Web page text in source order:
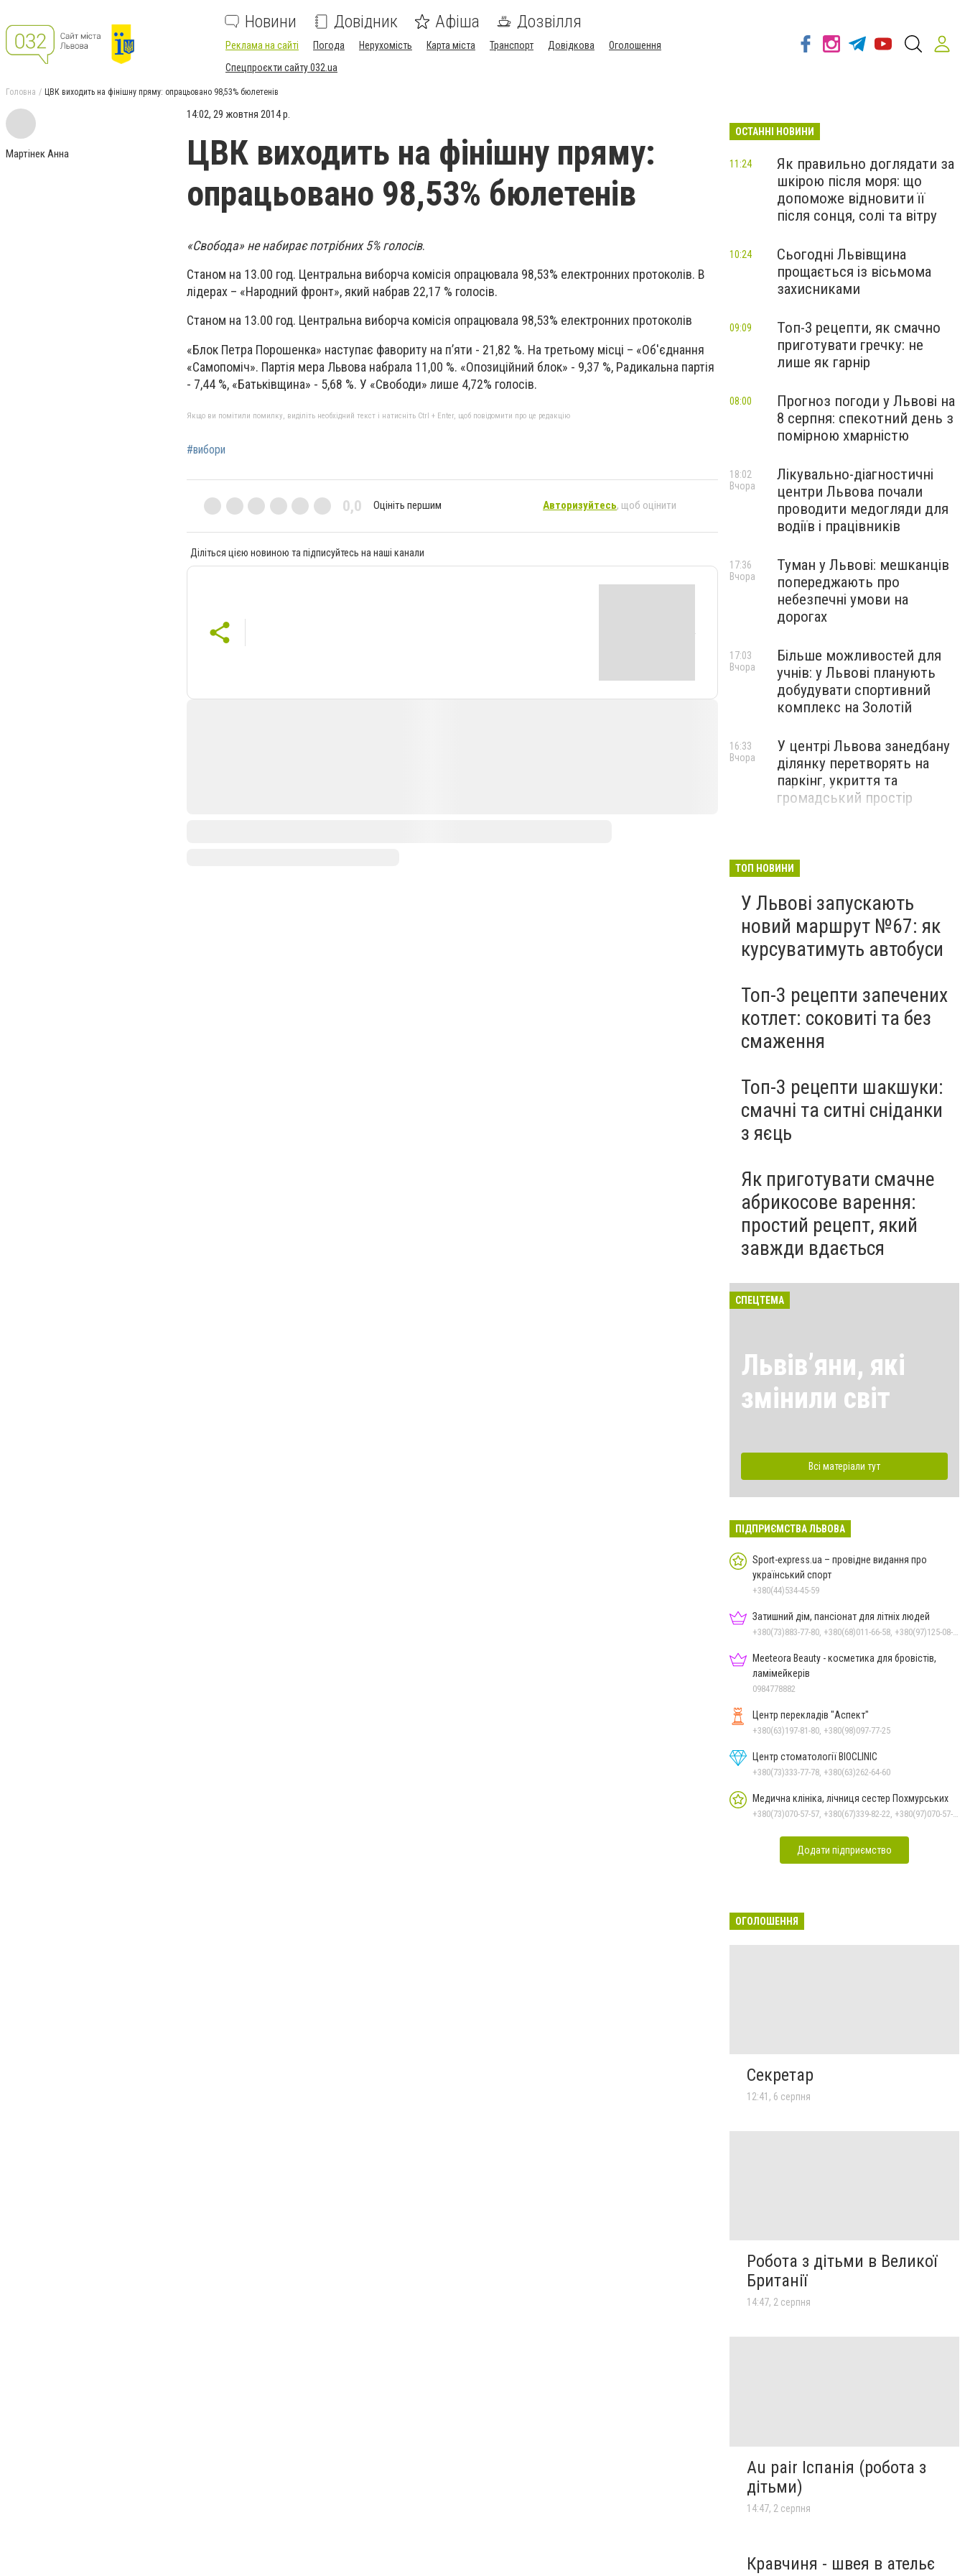
Новини Довідник Афіша Дозвілля
Реклама на сайті Погода Нерухомість Карта міста Транспорт Довідкова
Оголошення
Спецпроєкти сайту 032.ua
Головна ЦВК виходить на фінішну пряму: опрацьовано 98,53% бюлетенів
Мартінек Анна
14:02, 29 жовтня 2014 р.
ЦВК виходить на фінішну пряму:
опрацьовано 98,53% бюлетенів
«Свобода» не набирає потрібних 5% голосів.
Станом на 13.00 год. Центральна виборча комісія опрацювала 98,53% електронних протоколів. В
лідерах – «Народний фронт», який набрав 22,17 % голосів.
Станом на 13.00 год. Центральна виборча комісія опрацювала 98,53% електронних протоколів
«Блок Петра Порошенка» наступає фавориту на п’яти - 21,82 %. На третьому місці – «Об'єднання
«Самопоміч». Партія мера Львова набрала 11,00 %. «Опозиційний блок» - 9,37 %, Радикальна партія
- 7,44 %, «Батьківщина» - 5,68 %. У «Свободи» лише 4,72% голосів.
Якщо ви помітили помилку, виділіть необхідний текст і натисніть Ctrl + Enter, щоб повідомити про це редакцію
#вибори
0,0 Оцініть першим Авторизуйтесь, щоб оцінити
Діліться цією новиною та підписуйтесь на наші канали
ОСТАННІ НОВИНИ
Як правильно доглядати за
шкірою після моря: що
допоможе відновити її
після сонця, солі та вітру
11:24
Сьогодні Львівщина
прощається із вісьмома
захисниками
10:24
Топ-3 рецепти, як смачно
приготувати гречку: не
лише як гарнір
09:09
Прогноз погоди у Львові на
8 серпня: спекотний день з
помірною хмарністю
08:00
Лікувально-діагностичні
центри Львова почали
проводити медогляди для
водіїв і працівників
18:02
Вчора
Туман у Львові: мешканців
попереджають про
небезпечні умови на
дорогах
17:36
Вчора
Більше можливостей для
учнів: у Львові планують
добудувати спортивний
комплекс на Золотій
17:03
Вчора
У центрі Львова занедбану
ділянку перетворять на
паркінг, укриття та
громадський простір
16:33
Вчора
ТОП НОВИНИ
У Львові запускають
новий маршрут №67: як
курсуватимуть автобуси
Топ-3 рецепти запечених
котлет: соковиті та без
смаження
Топ-3 рецепти шакшуки:
смачні та ситні сніданки
з яєць
Як приготувати смачне
абрикосове варення:
простий рецепт, який
завжди вдається
СПЕЦТЕМА
Львівʼяни, які
змінили світ
Всі матеріали тут
ПІДПРИЄМСТВА ЛЬВОВА
Sport-express.ua – провідне видання про
український спорт
+380(44)534-45-59
Затишний дім, пансіонат для літніх людей
Meeteora Beauty - косметика для бровістів,
ламімейкерів
0984778882
Центр перекладів "Аспект"
+380(63)197-81-80, +380(98)097-77-25
Центр стоматології BIOCLINIC
+380(73)333-77-78, +380(63)262-64-60
Медична клініка, лічниця сестер Похмурських
Додати підприємство
ОГОЛОШЕННЯ
Секретар
12:41, 6 серпня
Робота з дітьми в Великої
Британії
14:47, 2 серпня
Au pair Іспанія (робота з
дітьми)
14:47, 2 серпня
Кравчиня - швея в ательє